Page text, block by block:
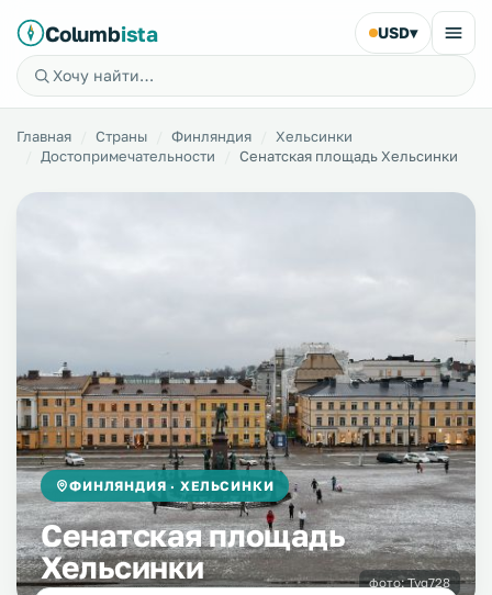
Columbista USD▾
Главная Страны Финляндия
Хельсинки
Достопримечательности
Сенатская площадь Хельсинки
ФИНЛЯНДИЯ · ХЕЛЬСИНКИ
Сенатская площадь
Хельсинки
фото:Tyg728